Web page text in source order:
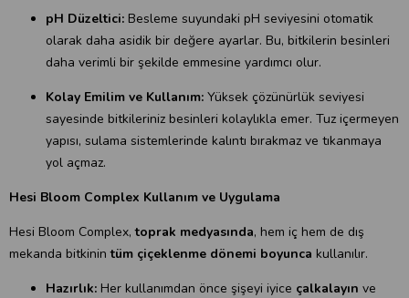
pH Düzeltici: Besleme suyundaki pH seviyesini otomatik
olarak daha asidik bir değere ayarlar. Bu, bitkilerin besinleri
daha verimli bir şekilde emmesine yardımcı olur.
Kolay Emilim ve Kullanım: Yüksek çözünürlük seviyesi
sayesinde bitkileriniz besinleri kolaylıkla emer. Tuz içermeyen
yapısı, sulama sistemlerinde kalıntı bırakmaz ve tıkanmaya
yol açmaz.
Hesi Bloom Complex Kullanım ve Uygulama
Hesi Bloom Complex,toprak medyasında, hem iç hem de dış
mekanda bitkinintüm çiçeklenme dönemi boyunca kullanılır.
Hazırlık: Her kullanımdan önce şişeyi iyice çalkalayın ve